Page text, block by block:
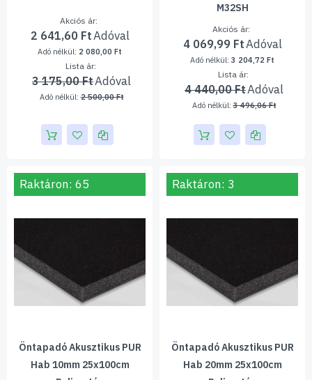
Akciós ár
2 641,60 Ft
2 080,00 Ft
Lista ár
3 175,00 Ft
2 500,00 Ft
M32SH
Akciós ár
4 069,99 Ft
3 204,72 Ft
Lista ár
4 440,00 Ft
3 496,06 Ft
Raktáron: 65
Öntapadó Akusztikus PUR
Hab 10mm 25x100cm
Raktáron: 3
Öntapadó Akusztikus PUR
Hab 20mm 25x100cm